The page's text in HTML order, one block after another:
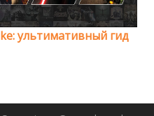
ультимативный гид